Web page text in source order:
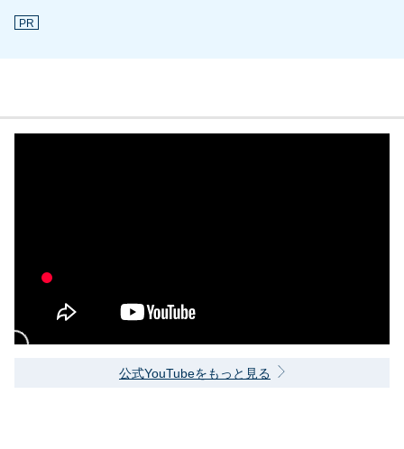
PR
公式YouTubeをもっと見る